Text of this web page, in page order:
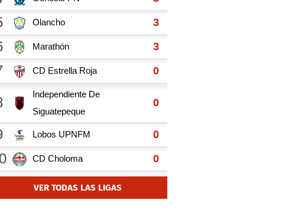
VER TODAS LAS LIGAS